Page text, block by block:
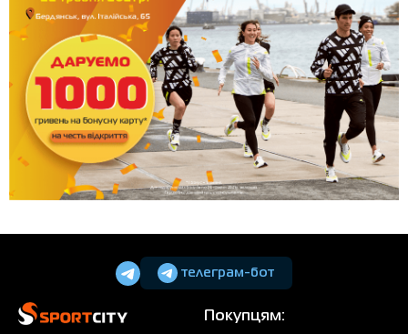
телеграм-бот
Покупцям: